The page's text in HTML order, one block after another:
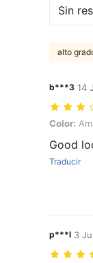
Sin
alto
b***3 14
Color:
Color:
Good
Traducir
p***l 3